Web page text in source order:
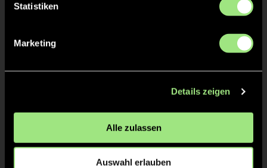
Statistiken
Marketing
Details zeigen
Alle zulassen
Auswahl erlauben
3/4